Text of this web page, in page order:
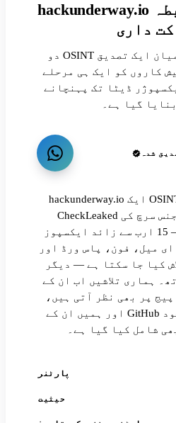
hackunderway.io کے ساتھ باضابطہ
داری
دو OSINT پلیٹ فارمز کے درمیان ایک تصدیق
کاروں کو ایک ہی مرحلے
ڈیٹا تک پہنچانے
گیا ہے۔
شدہ
hackunderway.io ایک OSINT پلیٹ فارم ہے جو
CheckLeaked کی بریچ انٹیلیجنس سرچ کی
میزبانی کرتا ہے — 15 ارب سے زائد ایکسپوز
میل، فون، پاس ورڈ اور
کیا جا سکتا ہے — دیگر
ہماری تلاشیں اب ان کے
پر بھی نظر آتی ہیں،
اور ہمیں ان کے GitHub پر موجود WhatsOSINT
شامل کیا گیا ہے۔
پارٹنر
حیثیت